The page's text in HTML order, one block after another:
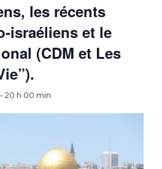
les récents
israéliens et le
(CDM et Les
-20 h 00 min